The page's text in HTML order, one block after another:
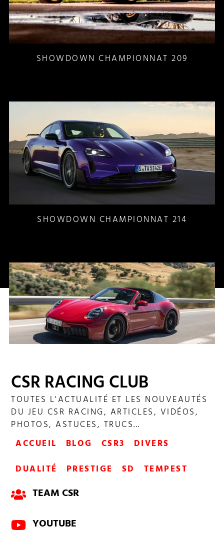
SHOWDOWN CHAMPIONNAT 209
SHOWDOWN CHAMPIONNAT 214
SHOWDOWN CHAMPIONNAT 238
CSR RACING CLUB
TOUTES L'ACTUALITÉ ET LES NOUVEAUTÉS
DU JEU CSR RACING, ARTICLES, VIDÉOS,
PHOTOS, ASTUCES, TRUCS...
ACCUEIL
BLOG CSR3
DIVERS
DUALITÉ
PRESTIGE SD TEMPEST
TEAM CSR
YOUTUBE